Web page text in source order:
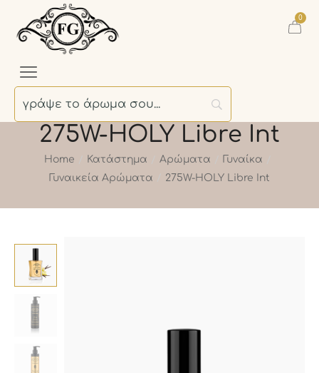
0
275W-HOLY Libre Int
Home Κατάστημα Αρώματα Γυναίκα
Γυναικεία Αρώματα
275W-HOLY Libre Int